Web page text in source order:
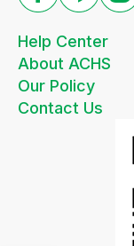
Help Center
About ACHS
Our Policy
Contact Us